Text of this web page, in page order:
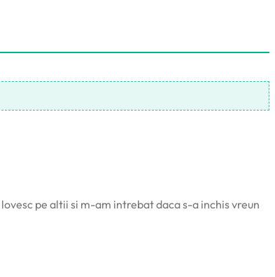
pe altii si m-am intrebat daca s-a inchis vreun